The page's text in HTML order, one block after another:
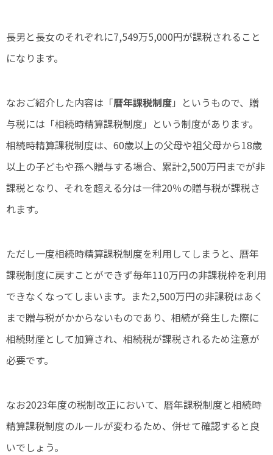
長男と長女のそれぞれに7,549万5,000円が課税されること
になります。
なおご紹介した内容は「暦年課税制度」というもので、贈
与税には「相続時精算課税制度」という制度があります。
相続時精算課税制度は、60歳以上の父母や祖父母から18歳
以上の子どもや孫へ贈与する場合、累計2,500万円までが非
課税となり、それを超える分は一律20％の贈与税が課税さ
れます。
ただし一度相続時精算課税制度を利用してしまうと、暦年
課税制度に戻すことができず毎年110万円の非課税枠を利用
できなくなってしまいます。また2,500万円の非課税はあく
まで贈与税がかからないものであり、相続が発生した際に
相続財産として加算され、相続税が課税されるため注意が
必要です。
なお2023年度の税制改正において、暦年課税制度と相続時
精算課税制度のルールが変わるため、併せて確認すると良
いでしょう。